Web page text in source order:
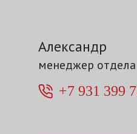
Александр
менеджер
+7 931 399